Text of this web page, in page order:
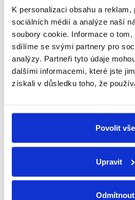
K personalizaci obsahu a
sociálních médií a analýze naší
soubory cookie. Informace o
sdílíme se svými partnery pro
analýzy. Partneři tyto údaje
dalšími informacemi, které jste
získali v důsledku toho, že
Povolit vše
Upravit
Odmítnout
Technické poradenství
Kování známe, rádi
Individuální přístup
Každý zákazník je pro nás
Pomůžeme s montáží nebo
Související